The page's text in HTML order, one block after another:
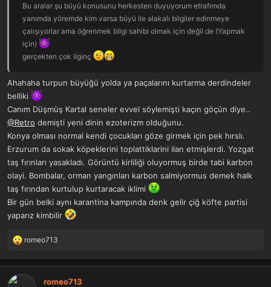
Bu aralar şu büyü konusunu herkesten duyuyorum etrafımda
yanımda yöremde kim varsa büyü ile alakalı bilgiler edinmeye
çalışıyorlar ama öğrenmek bilgi sahibi olmak için değil de (Yapmak
için)
gerçekten çok ilginç
Ahahaha turpun büyüğü yolda ya paçalarını kurtarma derdindeler
belliki
Canım Düşmüş Kartal seneler evvel söylemişti kaçın göçün diye..
@Retro demişti yeni dinin ezoterizm olduğunu.
Konya olması normal kendi çocukları göze girmek için pek hırslı.
Erzurum da sokak köpeklerini toplattiklarini ilan etmişlerdi. Yozgat
taş fırınları yasakladı. Görüntü kirliliği oluyormuş birde tabi karbon
olayi. Bombalar, orman yangınları karbon salmiyormus demek halk
taş fırından kurtulup kurtaracak iklimi
Bir gün belki aynı karantina kampında denk gelir çiğ köfte partisi
yaparız kimbilir
T
p
k
romeo713
romeo713